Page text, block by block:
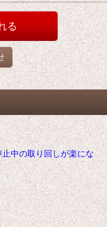
る
中の取り回しが楽にな